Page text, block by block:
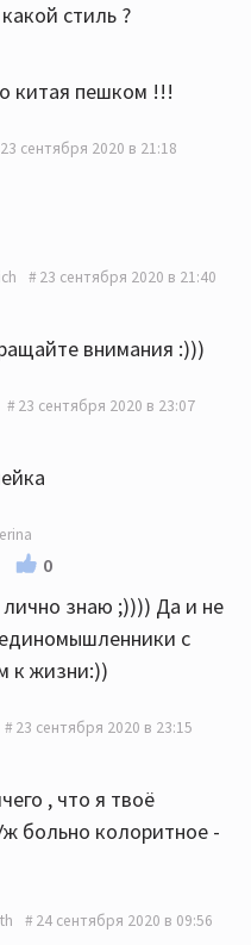
стиль ?
китая пешком !!!
23 сентября 2020 в 21:18
23 сентября 2020 в 21:40
внимания :)))
23 сентября 2020 в 23:07
0
знаю ;)))) Да и не
с
к жизни:))
23 сентября 2020 в 23:15
, что я твоё
больно колоритное -
24 сентября 2020 в 09:56